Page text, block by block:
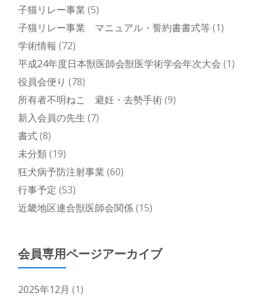
子猫リレー事業 (5)
子猫リレー事業 マニュアル・誓約書書式等(1)
学術情報 (72)
平成24年度日本獣医師会獣医学術学会年次大会 (1)
役員会便り (78)
所有者不明ねこ 避妊・去勢手術(9)
新入会員の先生 (7)
書式(8)
未分類(19)
狂犬病予防注射事業 (60)
行事予定 (53)
近畿地区連合獣医師会関係(15)
会員専用ページアーカイブ
2025年12月 (1)